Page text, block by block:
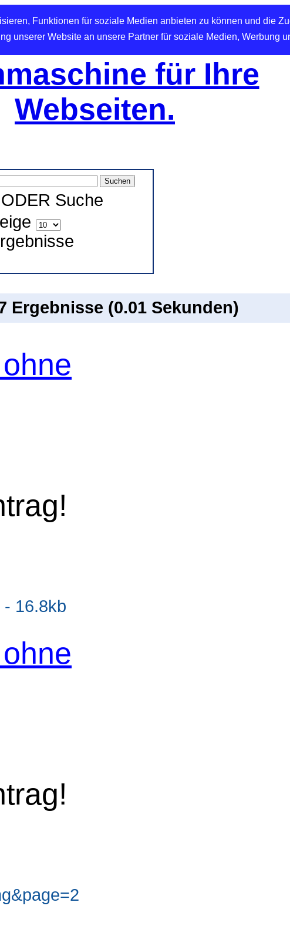
Funktionen für soziale Medien anbieten zu können und die
unserer Website an unsere Partner für soziale Medien, Werbung
für Ihre
Webseiten.
ODER Suche
Ergebnisse (0.01 Sekunden)
- 16.8kb